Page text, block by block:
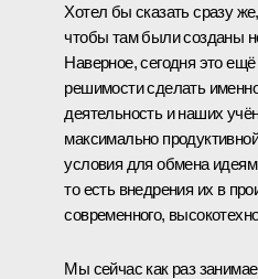
Хотел бы сказать сразу
чтобы там были созданы
Наверное, сегодня это
решимости сделать
деятельность и наших
максимально
условия для обмена
то есть внедрения их в
современного,
Мы сейчас как раз